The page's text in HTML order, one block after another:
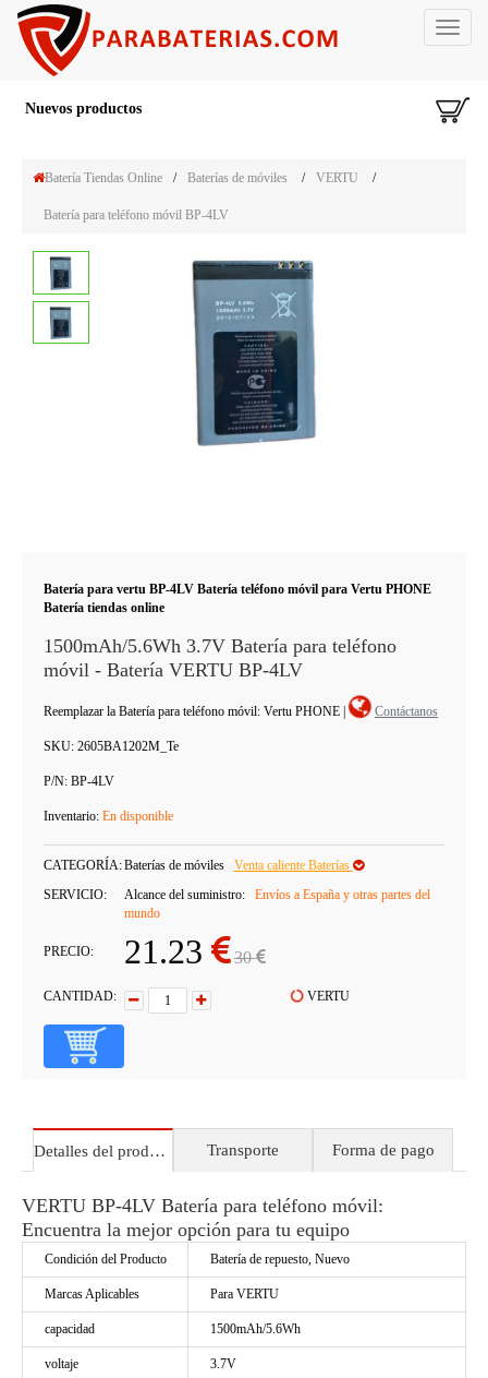
Toggle
Nuevos productos
Batería Tiendas Online / Baterías de móviles / VERTU /
Batería para teléfono móvil BP-4LV
Batería para vertu BP-4LV Batería teléfono móvil para Vertu PHONE
Batería tiendas online
1500mAh/5.6Wh 3.7V Batería para teléfono
móvil - Batería VERTU BP-4LV
Reemplazar la Batería para teléfono móvil: Vertu PHONE | Contáctanos
SKU: 2605BA1202M_Te
P/N: BP-4LV
Inventario: En disponible
CATEGORÍA:Baterías de móviles
Venta caliente Baterías
SERVICIO:
Alcance del suministro:
Envíos a España y otras partes del
mundo
PRECIO: 21.23 30
CANTIDAD: VERTU
Detalles del producto Transporte Forma de pago
VERTU BP-4LV Batería para teléfono móvil:
Encuentra la mejor opción para tu equipo
Condición del Producto Batería de repuesto, Nuevo
Marcas Aplicables Para VERTU
capacidad 1500mAh/5.6Wh
voltaje 3.7V